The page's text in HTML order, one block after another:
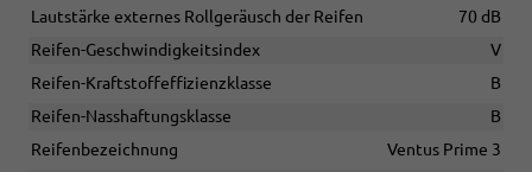
Lautstärke externes Rollgeräusch der Reifen
70 dB
Reifen-Geschwindigkeitsindex
V
Reifen-Kraftstoffeffizienzklasse
B
Reifen-Nasshaftungsklasse
B
Reifenbezeichnung
Ventus Prime 3